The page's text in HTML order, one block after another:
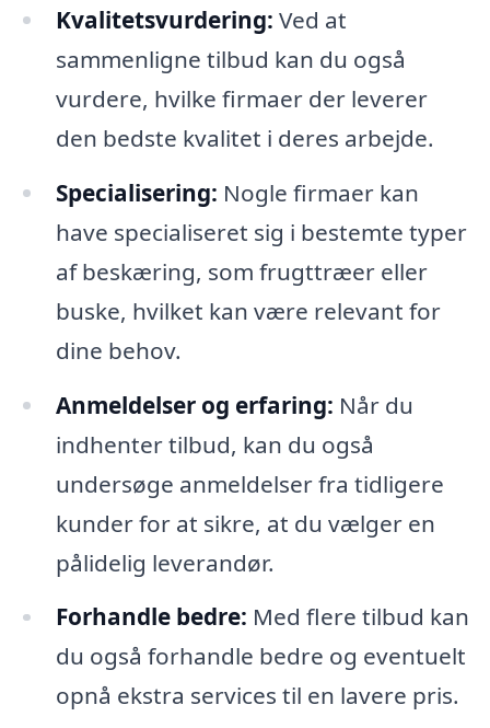
Kvalitetsvurdering: Ved at
sammenligne tilbud kan du også
vurdere, hvilke firmaer der leverer
den bedste kvalitet i deres arbejde.
Specialisering: Nogle firmaer kan
have specialiseret sig i bestemte typer
af beskæring, som frugttræer eller
buske, hvilket kan være relevant for
dine behov.
Anmeldelser og erfaring: Når du
indhenter tilbud, kan du også
undersøge anmeldelser fra tidligere
kunder for at sikre, at du vælger en
pålidelig leverandør.
Forhandle bedre: Med flere tilbud kan
du også forhandle bedre og eventuelt
opnå ekstra services til en lavere pris.